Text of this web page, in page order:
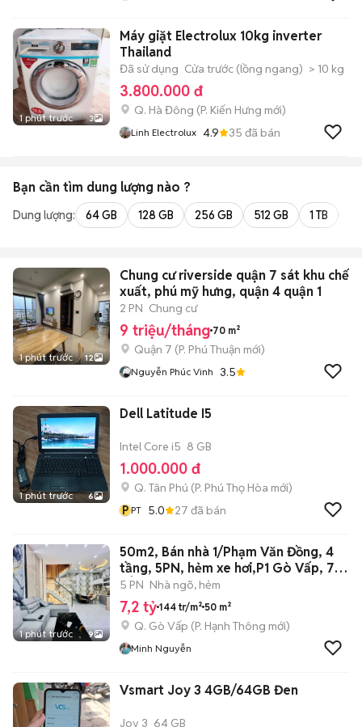
1 phút trước 3
Máy giặt Electrolux 10kg inverter
Thailand
Đã sử dụng Cửa trước (lồng ngang) > 10 kg
3.800.000 đ
Q. Hà Đông (P. Kiến Hưng mới)
Linh Electrolux 4.9 35 đã bán
Bạn cần tìm dung lượng nào ?
Dung lượng: 64 GB 128 GB 256 GB 512 GB 1 TB
1 phút trước 12
Chung cư riverside quận 7 sát khu chế
xuất, phú mỹ hưng, quận 4 quận 1
2 PN Chung cư
9 triệu/tháng 70 m²
Quận 7 (P. Phú Thuận mới)
Nguyễn Phúc Vinh 3.5
1 phút trước 6
Dell Latitude I5
Intel Core i5 8 GB
1.000.000 đ
Q. Tân Phú (P. Phú Thọ Hòa mới)
P PT 5.0 27 đã bán
1 phút trước 9
50m2, Bán nhà 1/Phạm Văn Đồng, 4
tầng, 5PN, hẻm xe hơi,P1 Gò Vấp, 7
TỶ
5 PN Nhà ngõ, hẻm
7,2 tỷ 144 tr/m² 50 m²
Q. Gò Vấp (P. Hạnh Thông mới)
Minh Nguyễn
Vsmart Joy 3 4GB/64GB Đen
Joy 3 64 GB